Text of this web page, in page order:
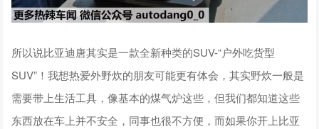
所以说比亚迪唐其实是一款全新种类的SUV-“户外吃货型
SUV”！我想热爱外野炊的朋友可能更有体会，其实野炊一般是
需要带上生活工具，像基本的煤气炉这些，但我们都知道这些
东西放在车上并不安全，同事也很不方便，而如果你开上比亚